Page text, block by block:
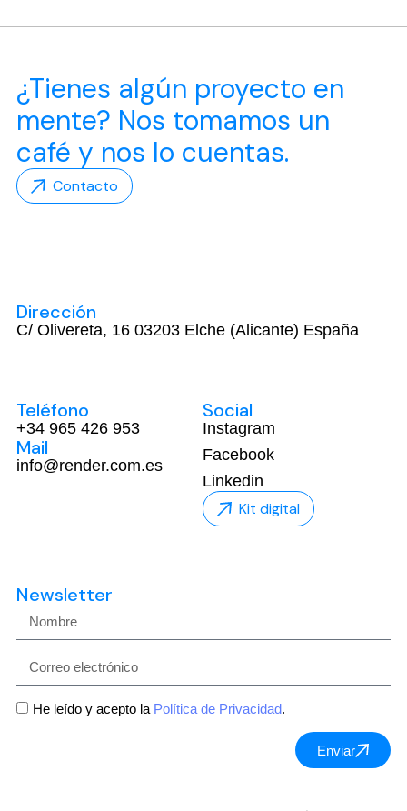
¿Tienes algún proyecto en
mente? Nos tomamos un
café y nos lo cuentas.
Contacto
Dirección
C/ Olivereta, 16 03203 Elche (Alicante) España
Teléfono
+34 965 426 953
Mail
info@render.com.es
Social
Instagram
Facebook
Linkedin
Kit digital
Newsletter
He leído y acepto la Política de Privacidad.
Enviar